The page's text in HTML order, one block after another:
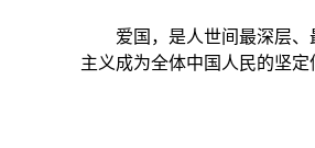
爱国，是人世间最深层、最
主义成为全体中国人民的坚